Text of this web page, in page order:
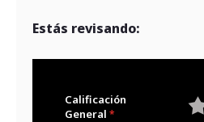
Estás revisando:
Calificación
General